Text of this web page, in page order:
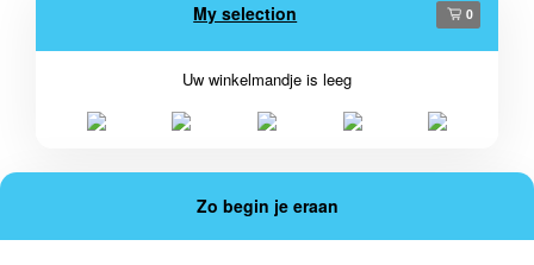
My selection 0
Uw winkelmandje is leeg
Zo begin je eraan